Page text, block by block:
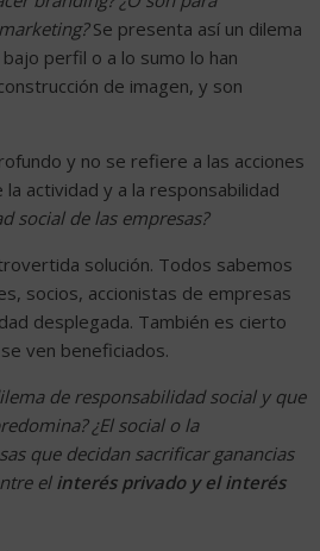
Se presenta así un dilema
perfil o a lo sumo lo han
de imagen, y son
y no se refiere a las acciones
actividad y a la responsabilidad
social de las empresas?
solución. Todos sabemos
socios, accionistas de empresas
desplegada. También es cierto
ven beneficiados.
de responsabilidad social y que
¿El social o la
que decidan sacrificar ganancias
el interés privado y el interés